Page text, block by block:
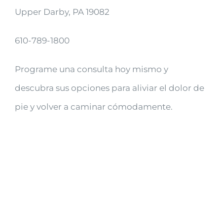
Upper Darby, PA 19082
610-789-1800
Programe una consulta hoy mismo y
descubra sus opciones para aliviar el dolor de
pie y volver a caminar cómodamente.